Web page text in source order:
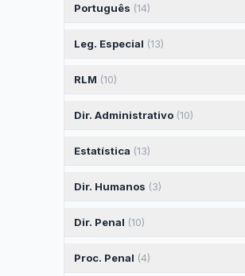
Português (14)
Leg. Especial (13)
RLM (10)
Dir. Administrativo (10)
Estatística (13)
Dir. Humanos (3)
Dir. Penal (10)
Proc. Penal (4)